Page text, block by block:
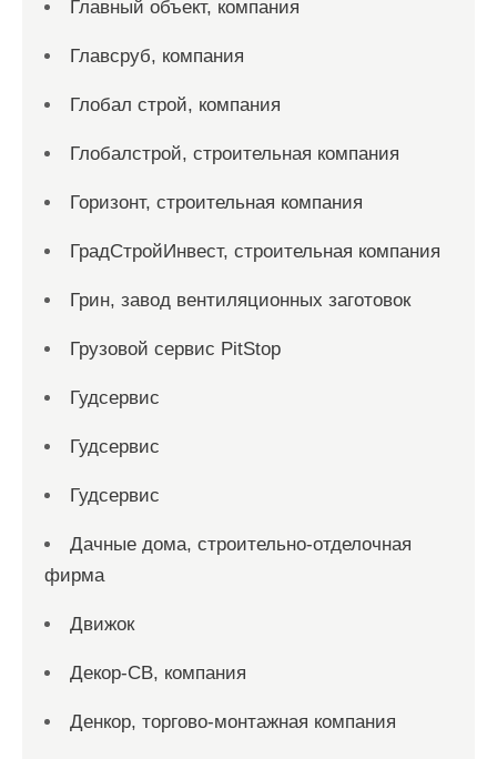
Главный объект, компания
Главсруб, компания
Глобал строй, компания
Глобалстрой, строительная компания
Горизонт, строительная компания
ГрадСтройИнвест, строительная компания
Грин, завод вентиляционных заготовок
Грузовой сервис PitStop
Гудсервис
Гудсервис
Гудсервис
Дачные дома, строительно-отделочная
фирма
Движок
Декор-СВ, компания
Денкор, торгово-монтажная компания